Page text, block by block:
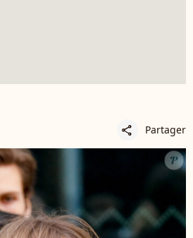
share Partager